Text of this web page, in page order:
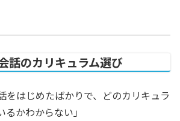
話のカリキュラム選び
をはじめたばかりで、どのカリキュラ
かわからない」